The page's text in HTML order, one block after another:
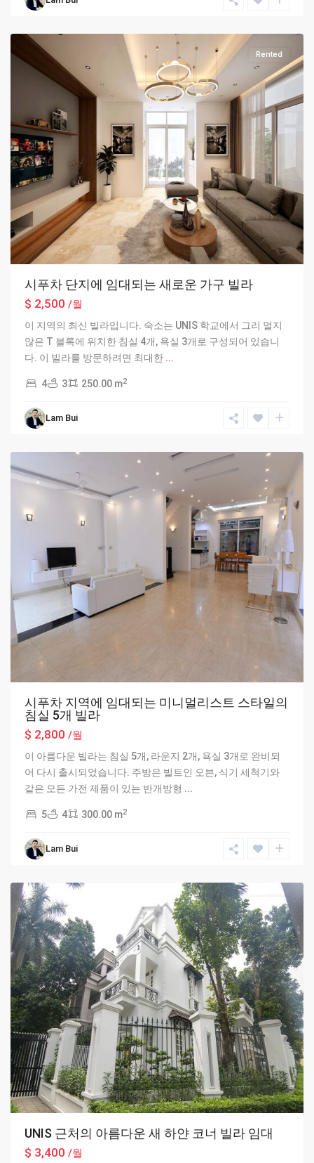
Hanoi,
Rented
시푸차 단지에 임대되는 새로운 가구 빌라
$ 2,500 /월
이 지역의 최신 빌라입니다. 숙소는 UNIS 학교에서 그리 멀지
않은 T 블록에 위치한 침실 4개, 욕실 3개로 구성되어 있습니
다. 이 빌라를 방문하려면 최대한 ...
4 3 250.00 m2
Lam Bui
Ciputra
Hanoi,
시푸차 지역에 임대되는 미니멀리스트 스타일의
침실 5개 빌라
$ 2,800 /월
이 아름다운 빌라는 침실 5개, 라운지 2개, 욕실 3개로 완비되
어 다시 출시되었습니다. 주방은 빌트인 오븐, 식기 세척기와
같은 모든 가전 제품이 있는 반개방형 ...
5 4 300.00 m2
Lam Bui
Ciputra
Hanoi,
Rented
UNIS 근처의 아름다운 새 하얀 코너 빌라 임대
$ 3,400 /월